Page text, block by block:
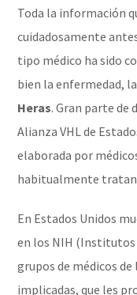
Toda la información
cuidadosamente
tipo médico ha sido
bien la enfermedad, la
Heras. Gran parte de
Alianza VHL de
elaborada por
habitualmente tratan
En Estados Unidos
en los NIH (Institutos
grupos de médicos
implicadas, que les